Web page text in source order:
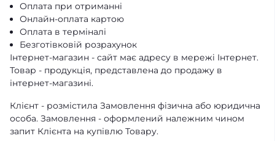
Оплата при отриманні
Онлайн-оплата картою
Оплата в терміналі
Безготівковій розрахунок
Інтернет-магазин - сайт має адресу в мережі Інтернет.
Товар - продукція, представлена ​​до продажу в
інтернет-магазині.
Клієнт - розмістила Замовлення фізична або юридична
особа. Замовлення - оформлений належним чином
запит Клієнта на купівлю Товару.